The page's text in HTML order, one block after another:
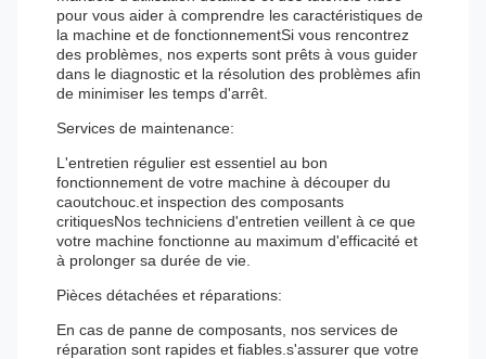
pour vous aider à comprendre les caractéristiques de
la machine et de fonctionnementSi vous rencontrez
des problèmes, nos experts sont prêts à vous guider
dans le diagnostic et la résolution des problèmes afin
de minimiser les temps d'arrêt.
Services de maintenance:
L'entretien régulier est essentiel au bon
fonctionnement de votre machine à découper du
caoutchouc.et inspection des composants
critiquesNos techniciens d'entretien veillent à ce que
votre machine fonctionne au maximum d'efficacité et
à prolonger sa durée de vie.
Pièces détachées et réparations:
En cas de panne de composants, nos services de
réparation sont rapides et fiables.s'assurer que votre